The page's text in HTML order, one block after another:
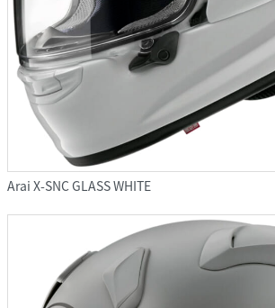
Arai X-SNC GLASS WHITE